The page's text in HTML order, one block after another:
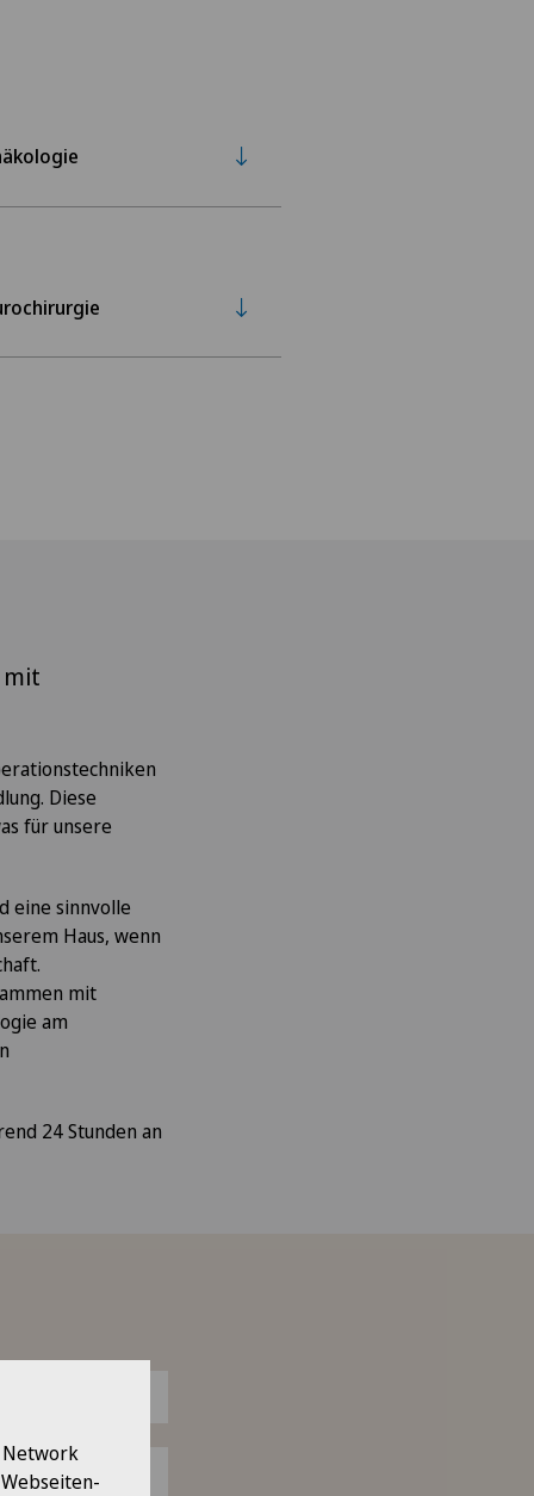
mit
Diese
für unsere
eine sinnvolle
Haus, wenn
mit
am
24 Stunden an
Network